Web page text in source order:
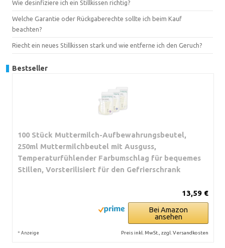
Wie desinfiziere ich ein Stillkissen richtig?
Welche Garantie oder Rückgaberechte sollte ich beim Kauf
beachten?
Riecht ein neues Stillkissen stark und wie entferne ich den Geruch?
Bestseller
100 Stück Muttermilch-Aufbewahrungsbeutel,
250ml Muttermilchbeutel mit Ausguss,
Temperaturfühlender Farbumschlag für bequemes
Stillen, Vorsterilisiert für den Gefrierschrank
13,59 €
Bei Amazon
ansehen
* Anzeige Preis inkl. MwSt., zzgl. Versandkosten